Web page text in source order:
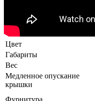
Цвет
Габариты
Вес
Медленное опускание
крышки